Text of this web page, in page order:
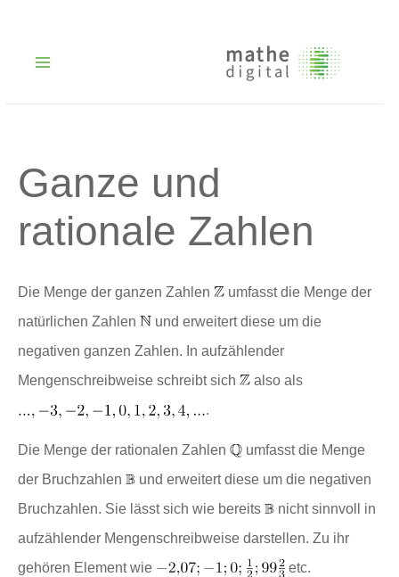
springen
Ganze und
rationale Zahlen
Die Menge der ganzen Zahlen
umfasst die Menge der
natürlichen Zahlen
und erweitert diese um die
negativen ganzen Zahlen. In aufzählender
Mengenschreibweise schreibt sich
also als
.
Die Menge der rationalen Zahlen
umfasst die Menge
der Bruchzahlen
und erweitert diese um die negativen
Bruchzahlen. Sie lässt sich wie bereits
nicht sinnvoll in
aufzählender Mengenschreibweise darstellen. Zu ihr
gehören Element wie
etc.